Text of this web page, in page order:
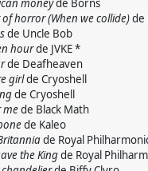
horror (When we collide)de
de Uncle Bob
hourde JVKE *
de Deafheaven
girlde Cryoshell
de Cryoshell
mede Black Math
de Kaleo
de Royal
the Kingde Royal